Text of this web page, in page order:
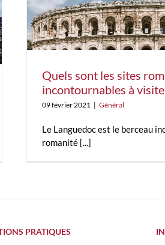
Quels sont les sites
incontournables à
09 février 2021 | Général
Le Languedoc est le berceau
romanité [...]
PRATIQUES